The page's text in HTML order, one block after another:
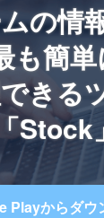
の情
も簡単
きる
Stock
Playからダウ